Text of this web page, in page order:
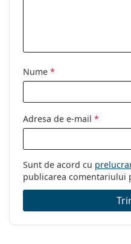
Nume *
Adresa de e-mail *
Sunt de acord cu
publicarea comentariului